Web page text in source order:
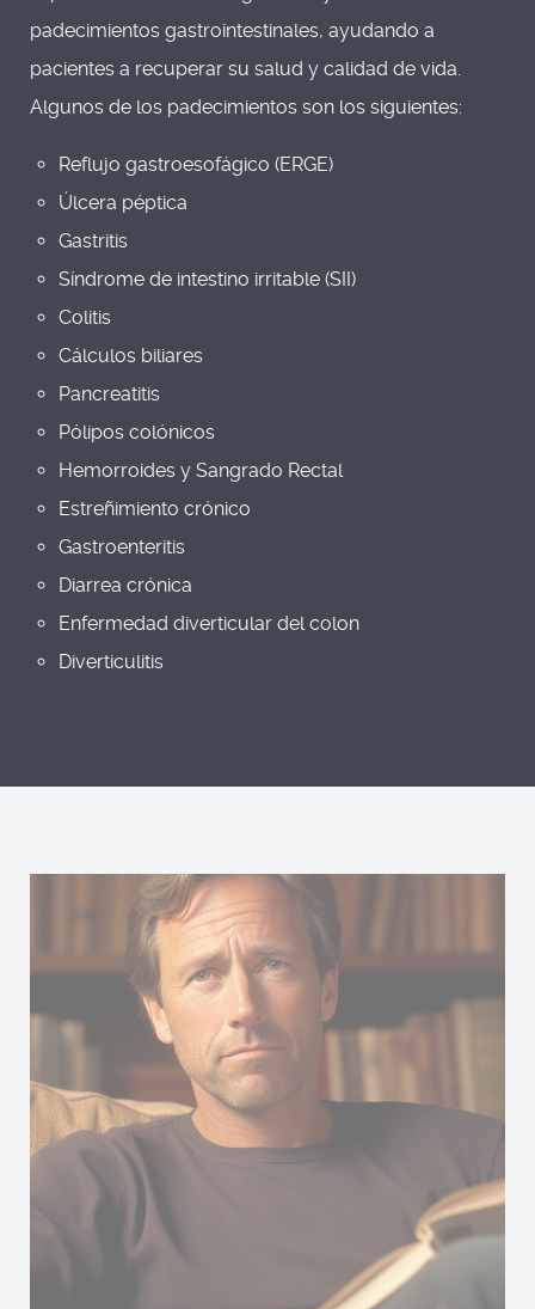
padecimientos gastrointestinales, ayudando a
pacientes a recuperar su salud y calidad de vida.
Algunos de los padecimientos son los siguientes:
Reflujo gastroesofágico (ERGE)
Úlcera péptica
Gastritis
Síndrome de intestino irritable (SII)
Colitis
Cálculos biliares
Pancreatitis
Pólipos colónicos
Hemorroides y Sangrado Rectal
Estreñimiento crónico
Gastroenteritis
Diarrea crónica
Enfermedad diverticular del colon
Diverticulitis